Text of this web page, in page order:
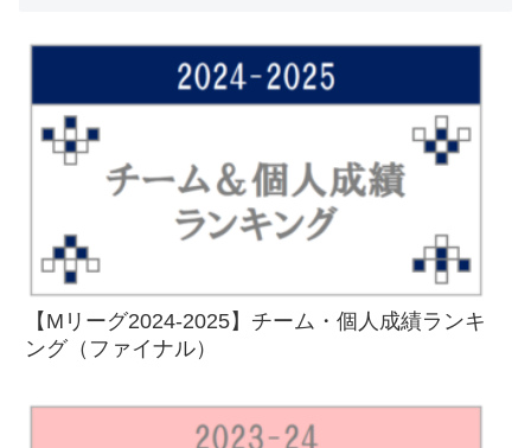
【Mリーグ2024-2025】チーム・個人成績ランキ
ング（ファイナル）